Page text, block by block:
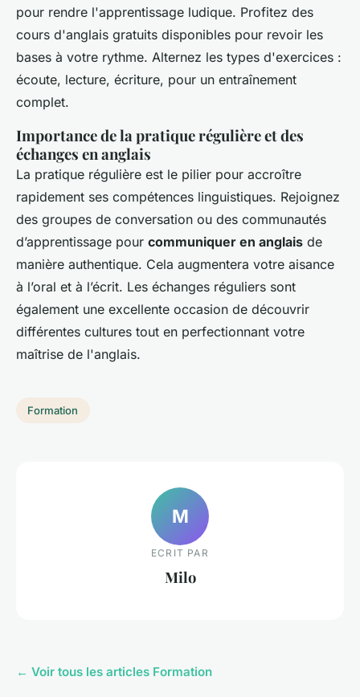
pour rendre l'apprentissage ludique. Profitez des
cours d'anglais gratuits disponibles pour revoir les
bases à votre rythme. Alternez les types d'exercices :
écoute, lecture, écriture, pour un entraînement
complet.
Importance de la pratique régulière et des
échanges en anglais
La pratique régulière est le pilier pour accroître
rapidement ses compétences linguistiques. Rejoignez
des groupes de conversation ou des communautés
d’apprentissage pour communiquer en anglais de
manière authentique. Cela augmentera votre aisance
à l’oral et à l’écrit. Les échanges réguliers sont
également une excellente occasion de découvrir
différentes cultures tout en perfectionnant votre
maîtrise de l'anglais.
Formation
M
ECRIT PAR
Milo
← Voir tous les articles Formation